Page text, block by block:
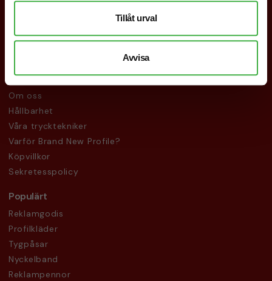
Tillåt urval
Avvisa
Mina sidor
Om oss
Hållbarhet
Våra trycktekniker
Varför Brand New Profile?
Köpvillkor
Sekretesspolicy
Populärt
Reklamgodis
Profilkläder
Tygpåsar
Nyckelband
Reklampennor